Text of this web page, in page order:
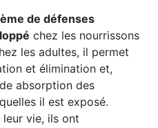
de défenses
chez les nourrissons
les adultes, il permet
et élimination et,
absorption des
il est exposé.
vie, ils ont